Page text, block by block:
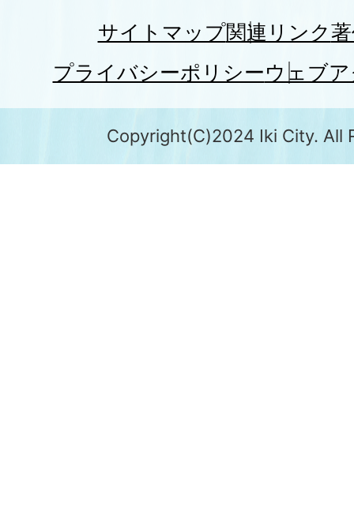
サイトマップ関連リンク
プライバシーポリシーウェブ
Copyright(C)2024 Iki City. All